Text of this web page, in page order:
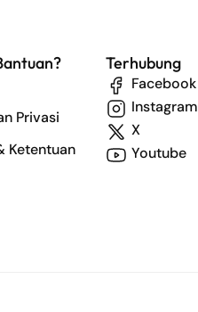
Privasi
Ketentuan
Terhubung
Facebook
Instagram
X
Youtube